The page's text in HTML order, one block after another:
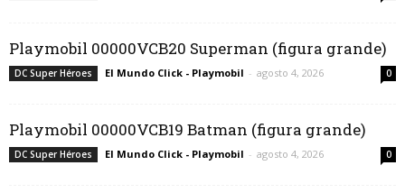
Playmobil 00000VCB20 Superman (figura grande)
DC Super Héroes El Mundo Click - Playmobil - agosto 4, 2026 0
Playmobil 00000VCB19 Batman (figura grande)
DC Super Héroes El Mundo Click - Playmobil - agosto 4, 2026 0